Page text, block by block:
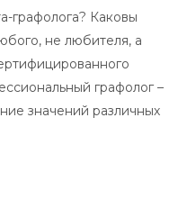
графолога? Каковы
не любителя, а
графолог –
значений различных